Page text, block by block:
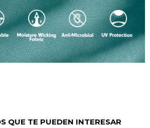
QUE TE PUEDEN INTERESAR